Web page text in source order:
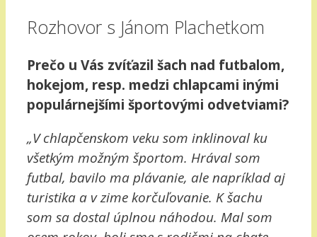
Rozhovor s Jánom Plachetkom
Prečo u Vás zvíťazil šach nad futbalom,
hokejom, resp. medzi chlapcami inými
populárnejšími športovými odvetviami?
„V chlapčenskom veku som inklinoval ku
všetkým možným športom. Hrával som
futbal, bavilo ma plávanie, ale napríklad aj
turistika a v zime korčuľovanie. K šachu
som sa dostal úplnou náhodou. Mal som